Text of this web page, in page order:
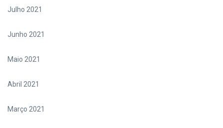
Julho 2021
Junho 2021
Maio 2021
Abril 2021
Março 2021